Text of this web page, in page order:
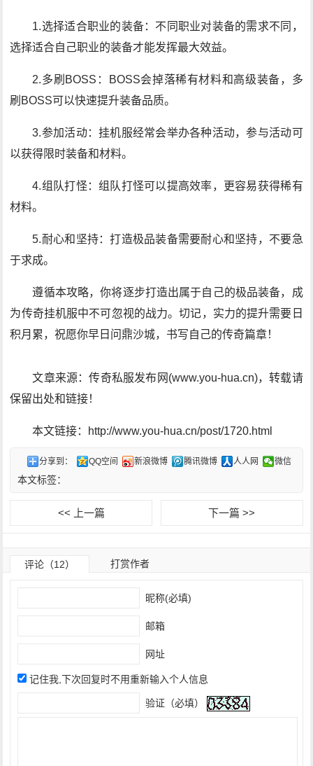
1.选择适合职业的装备：不同职业对装备的需求不同，
选择适合自己职业的装备才能发挥最大效益。
2.多刷BOSS：BOSS会掉落稀有材料和高级装备，多
刷BOSS可以快速提升装备品质。
3.参加活动：挂机服经常会举办各种活动，参与活动可
以获得限时装备和材料。
4.组队打怪：组队打怪可以提高效率，更容易获得稀有
材料。
5.耐心和坚持：打造极品装备需要耐心和坚持，不要急
于求成。
遵循本攻略，你将逐步打造出属于自己的极品装备，成
为传奇挂机服中不可忽视的战力。切记，实力的提升需要日
积月累，祝愿你早日问鼎沙城，书写自己的传奇篇章！
文章来源：传奇私服发布网(www.you-hua.cn)，转载请
保留出处和链接！
本文链接：http://www.you-hua.cn/post/1720.html
分享到： QQ空间 新浪微博 腾讯微博 人人网 微信
本文标签：
<< 上一篇 下一篇 >>
评论（12） 打赏作者
昵称(必填)
邮箱
网址
记住我,下次回复时不用重新输入个人信息
验证（必填）